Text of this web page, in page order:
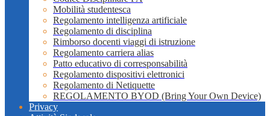
Mobilità studentesca
Regolamento intelligenza artificiale
Regolamento di disciplina
Rimborso docenti viaggi di istruzione
Regolamento carriera alias
Patto educativo di corresponsabilità
Regolamento dispositivi elettronici
Regolamento di Netiquette
REGOLAMENTO BYOD (Bring Your Own Device)
Privacy